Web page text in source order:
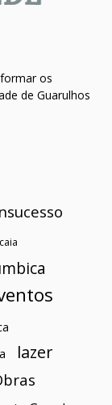
os
de Guarulhos
lazer